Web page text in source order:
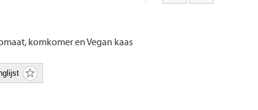
komkomer en Vegan kaas